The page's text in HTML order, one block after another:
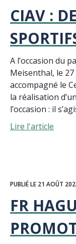
CIAV :
A l’occasion du
Meisenthal, le
accompagné le
la réalisation
l’occasion : il
Lire l'article
PUBLIÉ LE 21 AOÛT
FR